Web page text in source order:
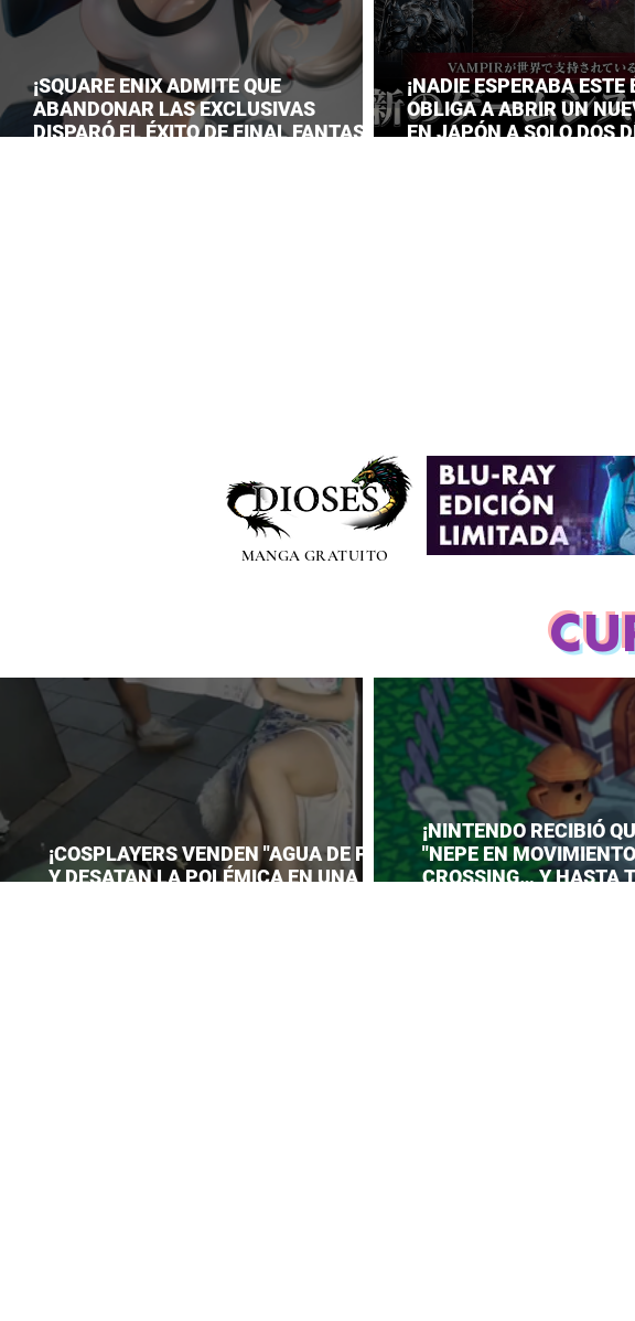
¡SQUARE ENIX ADMITE QUE
ABANDONAR LAS EXCLUSIVAS
DISPARÓ EL ÉXITO DE FINAL FANTASY
¡NADIE ESPERABA
OBLIGA A ABRIR UN
EN JAPÓN A SOLO DOS
MANGA GRATUITO
¡COSPLAYERS VENDEN "AGUA DE PIES"
Y DESATAN LA POLÉMICA EN UNA
¡NINTENDO RECIBIÓ
"NEPE EN
CROSSING… Y HASTA